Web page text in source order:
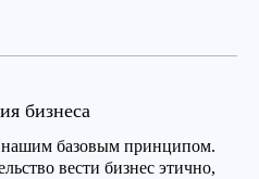
бизнеса
нашим базовым принципом.
вести бизнес этично,